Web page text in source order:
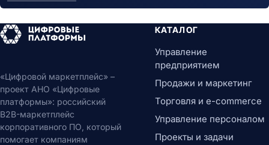
«Цифровой маркетплейс» –
проект АНО «Цифровые
платформы»: российский
B2B-маркетплейс
корпоративного ПО, который
помогает компаниям
КАТАЛОГ
Управление
предприятием
Продажи и маркетинг
Торговля и e-commerce
Управление персоналом
Проекты и задачи